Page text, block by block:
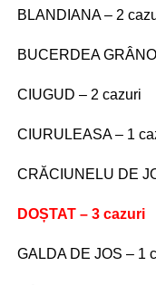
BLANDIANA – 2
BUCERDEA
CIUGUD – 2 cazuri
CIURULEASA – 1
CRĂCIUNELU DE
DOȘTAT – 3 cazuri
GALDA DE JOS – 1